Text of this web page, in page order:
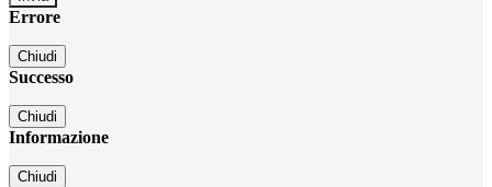
Errore
Chiudi
Successo
Chiudi
Informazione
Chiudi